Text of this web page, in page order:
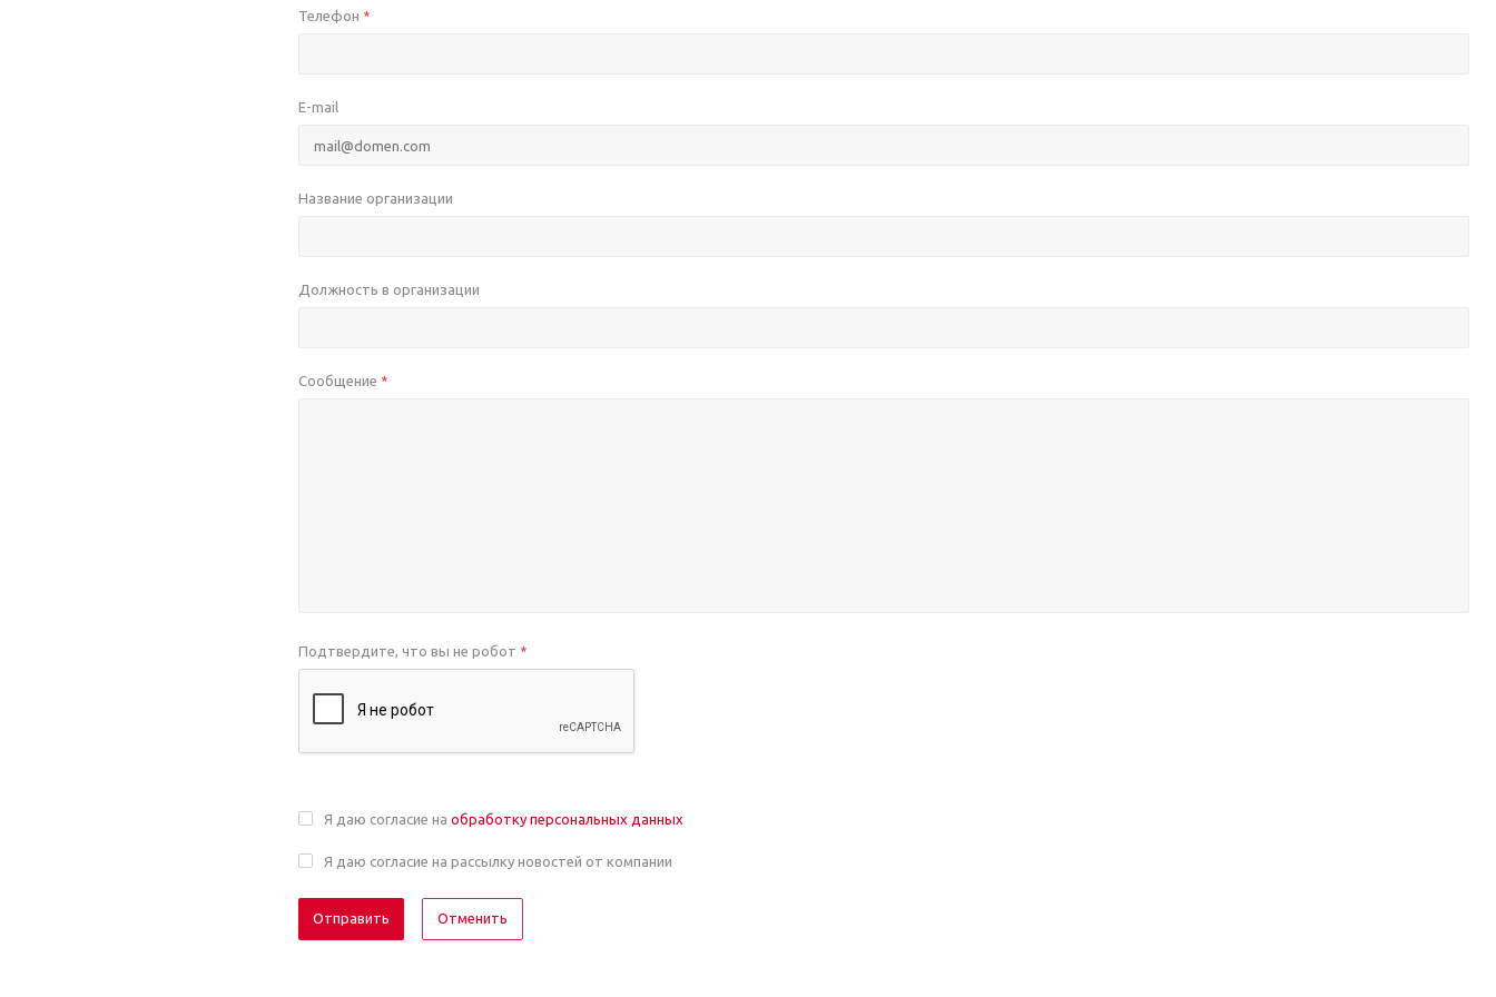
Телефон *
E-mail
Название организации
Должность в организации
Сообщение *
Подтвердите, что вы не робот *
Я даю согласие на обработку персональных данных
Я даю согласие на рассылку новостей от компании
Отменить